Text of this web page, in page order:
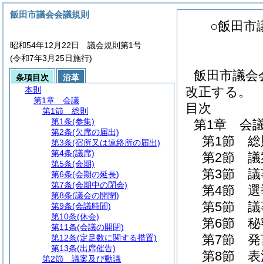
○飯田市
飯田市議会
改正する。
目次
第1章
会
第1節
第2節
第3節
第4節
第5節
第6節
第7節
第8節
飯田市議会会議規則
昭和54年12月22日 議会規則第1号
(令和7年3月25日施行)
条項目次
沿革
本則
第1章
会議
第1節
総則
第1条(参集)
第2条(欠席の届出)
第3条(宿所又は連絡所の届出)
第4条(議席)
第5条(会期)
第6条(会期の延長)
第7条(会期中の閉会)
第8条(議会の開閉)
第9条(会議時間)
第10条(休会)
第11条(会議の開閉)
第12条(定足数に関する措置)
第13条(出席催告)
第2節
議案及び動議